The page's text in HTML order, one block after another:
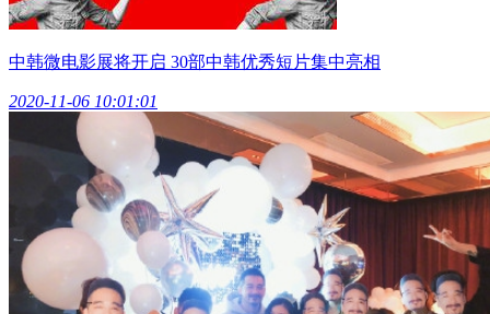
中韩微电影展将开启 30部中韩优秀短片集中亮相
2020-11-06 10:01:01